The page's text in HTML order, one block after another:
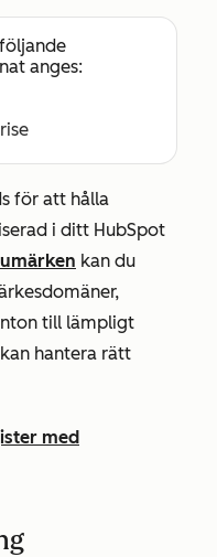
anges:
för att hålla
i ditt HubSpot
kan du
till lämpligt
hantera rätt
med